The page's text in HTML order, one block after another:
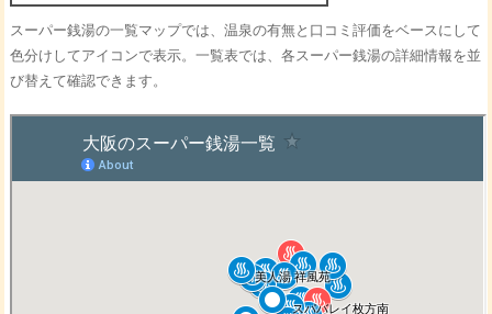
スーパー銭湯の一覧マップでは、温泉の有無と口コミ評価をベースにして
色分けしてアイコンで表示。一覧表では、各スーパー銭湯の詳細情報を並
び替えて確認できます。